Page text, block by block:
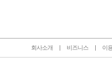
회사소개 비즈니스 이